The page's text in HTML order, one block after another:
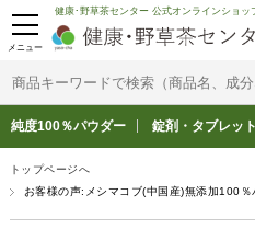
メニュー
健康･野草茶センター 公式オンラインショッ
純度100％パウダー 錠剤・タブレット
トップページへ
お客様の声:メシマコブ(中国産)無添加100％